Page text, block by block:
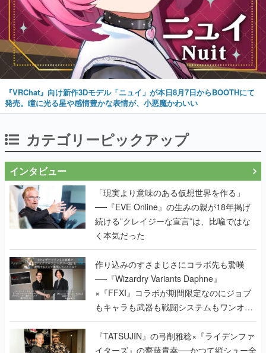
『VRChat』向け新作3Dモデル「ニュイ」が本日8月7日からBOOTHにて
発売。瞳に光る星や感情豊かな表情が、小悪魔かわいい
カテゴリーピックアップ
インタビュー
「現実より意味のある仮想世界を作る」
──『EVE Online』の生みの親が18年掲げ
続ける”クレイジーな宣言”は、比喩ではな
く本気だった
作り込みのすさまじさにコラボ先も驚嘆
──『Wizardry Variants Daphne』
×『FFXI』コラボが期間限定なのにジョブ
もキャラも武器も戦闘システムもワンオフ
で作り込まれた理由を両ディレクターに聞
く
『TATSUJIN』の弓削雅稔×『ライデンファ
イターズ』の齋藤貴幸──かつて縦シュー全